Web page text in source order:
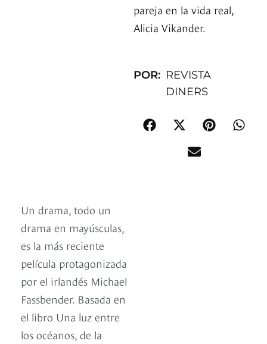
pareja en la vida real,
Alicia Vikander.
POR: REVISTA
DINERS
Un drama, todo un
drama en mayúsculas,
es la más reciente
película protagonizada
por el irlandés Michael
Fassbender. Basada en
el libro Una luz entre
los océanos, de la